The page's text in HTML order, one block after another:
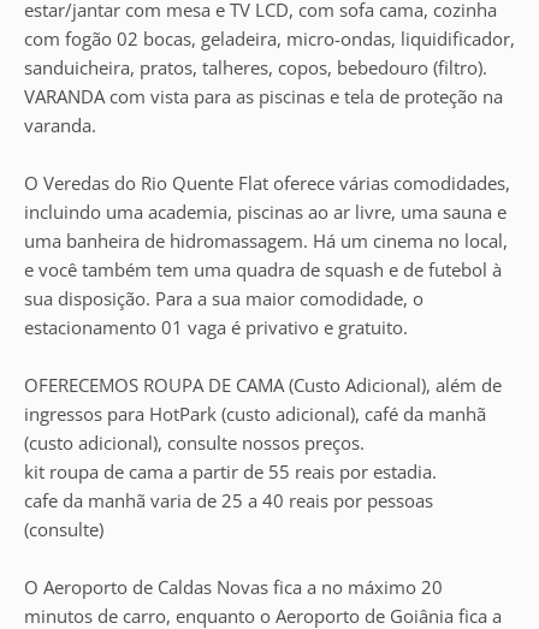
estar/jantar com mesa e TV LCD, com sofa cama, cozinha
com fogão 02 bocas, geladeira, micro-ondas, liquidificador,
sanduicheira, pratos, talheres, copos, bebedouro (filtro).
VARANDA com vista para as piscinas e tela de proteção na
varanda.
O Veredas do Rio Quente Flat oferece várias comodidades,
incluindo uma academia, piscinas ao ar livre, uma sauna e
uma banheira de hidromassagem. Há um cinema no local,
e você também tem uma quadra de squash e de futebol à
sua disposição. Para a sua maior comodidade, o
estacionamento 01 vaga é privativo e gratuito.
OFERECEMOS ROUPA DE CAMA (Custo Adicional), além de
ingressos para HotPark (custo adicional), café da manhã
(custo adicional), consulte nossos preços.
kit roupa de cama a partir de 55 reais por estadia.
cafe da manhã varia de 25 a 40 reais por pessoas
(consulte)
O Aeroporto de Caldas Novas fica a no máximo 20
minutos de carro, enquanto o Aeroporto de Goiânia fica a